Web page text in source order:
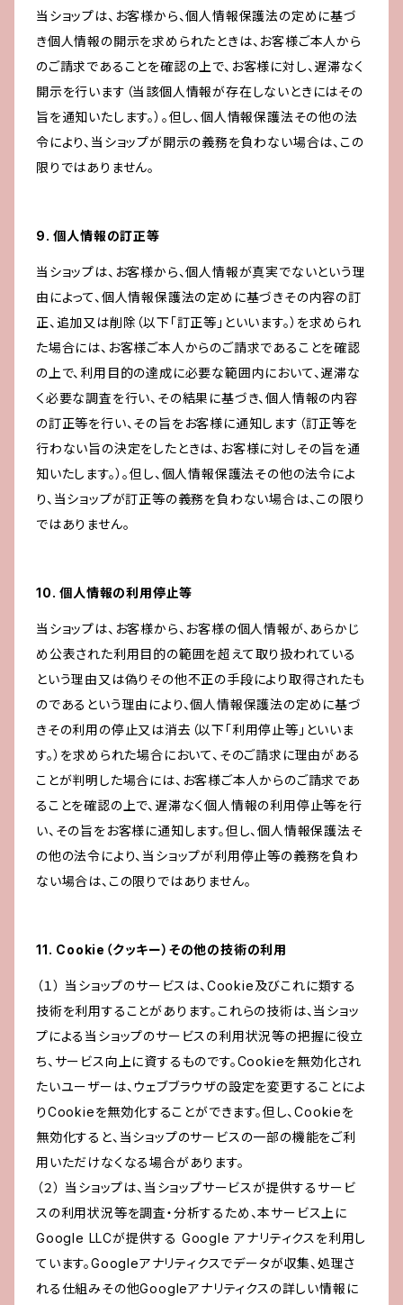
当ショップは、お客様から、個人情報保護法の定めに基づ
き個人情報の開示を求められたときは、お客様ご本人から
のご請求であることを確認の上で、お客様に対し、遅滞なく
開示を行います（当該個人情報が存在しないときにはその
旨を通知いたします。）。但し、個人情報保護法その他の法
令により、当ショップが開示の義務を負わない場合は、この
限りではありません。
9. 個人情報の訂正等
当ショップは、お客様から、個人情報が真実でないという理
由によって、個人情報保護法の定めに基づきその内容の訂
正、追加又は削除（以下「訂正等」といいます。）を求められ
た場合には、お客様ご本人からのご請求であることを確認
の上で、利用目的の達成に必要な範囲内において、遅滞な
く必要な調査を行い、その結果に基づき、個人情報の内容
の訂正等を行い、その旨をお客様に通知します（訂正等を
行わない旨の決定をしたときは、お客様に対しその旨を通
知いたします。）。但し、個人情報保護法その他の法令によ
り、当ショップが訂正等の義務を負わない場合は、この限り
ではありません。
10. 個人情報の利用停止等
当ショップは、お客様から、お客様の個人情報が、あらかじ
め公表された利用目的の範囲を超えて取り扱われている
という理由又は偽りその他不正の手段により取得されたも
のであるという理由により、個人情報保護法の定めに基づ
きその利用の停止又は消去（以下「利用停止等」といいま
す。）を求められた場合において、そのご請求に理由がある
ことが判明した場合には、お客様ご本人からのご請求であ
ることを確認の上で、遅滞なく個人情報の利用停止等を行
い、その旨をお客様に通知します。但し、個人情報保護法そ
の他の法令により、当ショップが利用停止等の義務を負わ
ない場合は、この限りではありません。
11. Cookie（クッキー）その他の技術の利用
（１） 当ショップのサービスは、Cookie及びこれに類する
技術を利用することがあります。これらの技術は、当ショッ
プによる当ショップのサービスの利用状況等の把握に役立
ち、サービス向上に資するものです。Cookieを無効化され
たいユーザーは、ウェブブラウザの設定を変更することによ
りCookieを無効化することができます。但し、Cookieを
無効化すると、当ショップのサービスの一部の機能をご利
用いただけなくなる場合があります。
（２） 当ショップは、当ショップサービスが提供するサービ
スの利用状況等を調査・分析するため、本サービス上に
Google LLCが提供する Google アナリティクスを利用し
ています。Googleアナリティクスでデータが収集、処理さ
れる仕組みその他Googleアナリティクスの詳しい情報に